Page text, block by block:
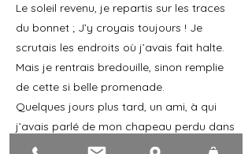
Le soleil revenu, je repartis sur les traces
du bonnet ; J’y croyais toujours ! Je
scrutais les endroits où j’avais fait halte.
Mais je rentrais bredouille, sinon remplie
de cette si belle promenade.
Quelques jours plus tard, un ami, à qui
j’avais parlé de mon chapeau perdu dans
ces lieux qu’il connaissait bien, s’approche